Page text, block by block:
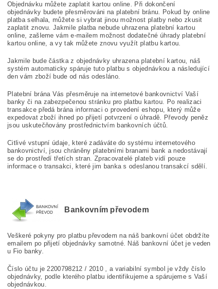
Objednávku můžete zaplatit kartou online. Při dokončení
objednávky budete přesměrováni na platební bránu. Pokud by online
platba selhala, můžete si vybrat jinou možnost platby nebo zkusit
zaplatit znovu. Jakmile platba nebude uhrazena platební kartou
online, zašleme vám e-mailem možnost dodatečné úhrady platební
kartou online, a vy tak můžete znovu využít platbu kartou.
Jakmile bude částka z objednávky uhrazena platební kartou, náš
systém automaticky spáruje tuto platbu s objednávkou a následující
den vám zboží bude od nás odesláno.
Platební brána Vás přesměruje na internetové bankovnictví Vaší
banky či na zabezpečenou stránku pro platbu kartou. Po realizaci
transakce předá brána informaci o provedení eshopu, který může
expedovat zboží ihned po přijetí potvrzení o úhradě. Převody peněz
jsou uskutečňovány prostřednictvím bankovních účtů.
Citlivé vstupní údaje, které zadáváte do systému internetového
bankovnictví, jsou chráněny platebními branami bank a nedostávají
se do prostředí třetích stran. Zpracovatelé plateb vidí pouze
informace o transakci, které jim banka s odeslanou transakcí sdělí.
Bankovním převodem
Veškeré pokyny pro platbu převodem na náš bankovní účet obdržíte
emailem po přijetí objednávky samotné. Náš bankovní účet je veden
u Fio banky.
Číslo účtu je 2200798212 / 2010 , a variabilní symbol je vždy číslo
objednávky, podle kterého platbu identifikujeme a spárujeme s Vaší
objednávkou.